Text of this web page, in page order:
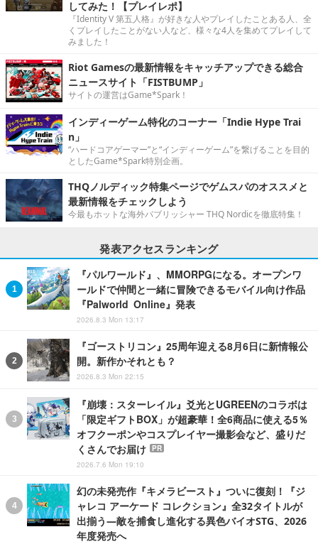
してみた！【プレイレポ】
『Identity V 第五人格』が好きな人やプレイしたことある人、全
くプレイしたことがない人など、様々な4人を集めてプレイして
みました！
Riot Gamesの最新情報をキャッチアップできる総合
ニュースサイト「FISTBUMP」
サイトの運営はGame*Spark！
インディーゲーム特化のコーナー「Indie Hype Trai
n」
“ハードコアゲーマー”と“インディーゲーム”を繋げることを目的
としたGame*Spark特別企画。
THQノルディック特集ページでゲムスパのオススメと
最新情報をチェックしよう
今最もホットな海外パブリッシャー THQ Nordicを徹底特集！
発表アクセスランキング
『パルワールド』、MMORPGになる。オープンワ
ールドで仲間と一緒に冒険できるモバイル向け作品
『Palworld Online』発表
2026.8.3 Mon 13:17
『ゴーストリコン』25周年迎える8月6日に新情報公
開。新作かそれとも？
2026.8.3 Mon 22:15
『崩壊：スターレイル』爻光とUGREENのコラボは
「限定ギフトBOX」が超豪華！全6商品に使える5％
オフクーポンやコスプレイヤー撮影会など、盛りだ
くさんでお届け
PR
2026.7.6 Mon 19:10
幻の未発売作『キメラビースト』ついに復刻！『ジ
ャレコ アーケード コレクション』全32タイトルが
出揃う―敵を捕食し進化する異色バイオSTG、2026
年度発売へ